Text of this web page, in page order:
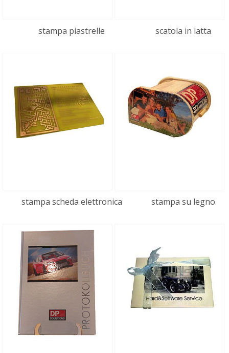
stampa piastrelle scatola in latta
stampa scheda elettronica stampa su legno